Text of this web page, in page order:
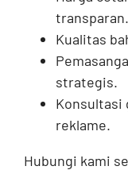
transparan.
Kualitas
strategis.
Konsultasi
reklame.
Hubungi kami